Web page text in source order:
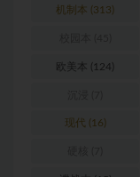
机制本 (313)
欧美本 (124)
现代 (16)